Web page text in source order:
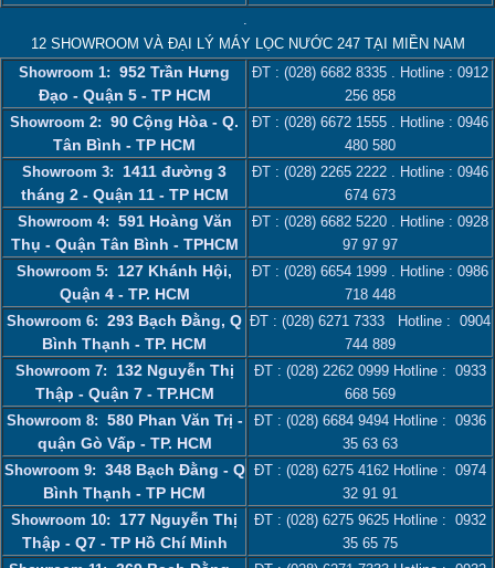
.
12 SHOWROOM VÀ ĐẠI LÝ MÁY LỌC NƯỚC 247 TẠI MIỀN NAM
Showroom 1: 952 Trần Hưng
Đạo - Quận 5 - TP HCM
ĐT : (028) 6682 8335 . Hotline : 0912
256 858
Showroom 2: 90 Cộng Hòa - Q.
Tân Bình - TP HCM
ĐT : (028) 6672 1555 . Hotline : 0946
480 580
Showroom 3: 1411 đường 3
tháng 2 - Quận 11 - TP HCM
ĐT : (028) 2265 2222 . Hotline : 0946
674 673
Showroom 4: 591 Hoàng Văn
Thụ - Quận Tân Bình - TPHCM
ĐT : (028) 6682 5220 . Hotline : 0928
97 97 97
Showroom 5: 127 Khánh Hội,
Quận 4 - TP. HCM
ĐT : (028) 6654 1999 . Hotline : 0986
718 448
Showroom 6: 293 Bạch Đằng, Q
Bình Thạnh - TP. HCM
ĐT : (028) 6271 7333 Hotline : 0904
744 889
Showroom 7: 132 Nguyễn Thị
Thập - Quận 7 - TP.HCM
ĐT : (028) 2262 0999 Hotline : 0933
668 569
Showroom 8: 580 Phan Văn Trị -
quận Gò Vấp - TP. HCM
ĐT : (028) 6684 9494 Hotline : 0936
35 63 63
Showroom 9: 348 Bạch Đằng - Q
Bình Thạnh - TP HCM
ĐT : (028) 6275 4162 Hotline : 0974
32 91 91
Showroom 10: 177 Nguyễn Thị
Thập - Q7 - TP Hồ Chí Minh
ĐT : (028) 6275 9625 Hotline : 0932
35 65 75